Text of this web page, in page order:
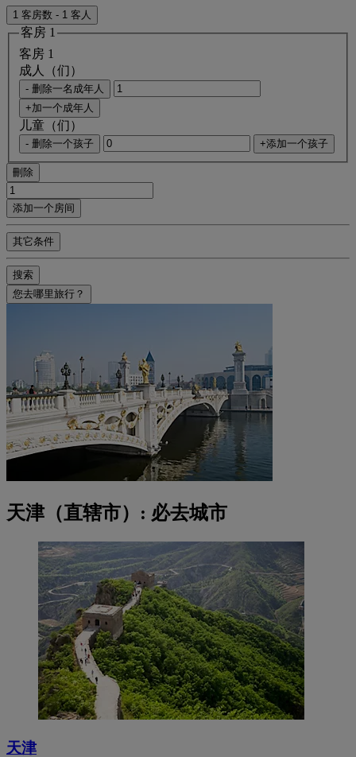
1 客房数 - 1 客人
客房 1
客房 1
成人（们）
- 删除一名成年人
+加一个成年人
儿童（们）
- 删除一个孩子 +添加一个孩子
刪除
添加一个房间
其它条件
搜索
您去哪里旅行？
天津（直辖市）: 必去城市
天津